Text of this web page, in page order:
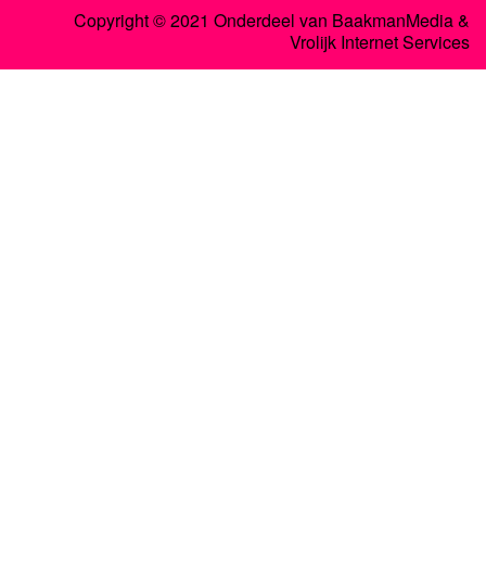
Copyright © 2021 Onderdeel van BaakmanMedia&
Vrolijk Internet Services